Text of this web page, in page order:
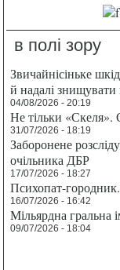
в полі зору
Звичайнісіньке
й надалі
04/08/2026 - 20:19
Не тільки
31/07/2026 - 18:19
Заборонене
очільника ДБР
17/07/2026 - 18:27
Психопат-
16/07/2026 - 16:42
Мільярдна гральна
09/07/2026 - 18:04